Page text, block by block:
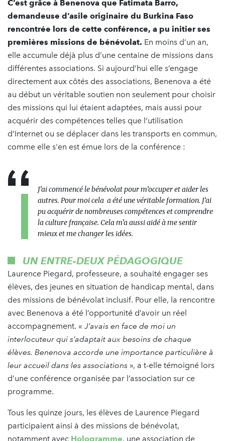
C’est grâce à Benenova que Fatimata Barro,
demandeuse d’asile originaire du Burkina Faso
rencontrée lors de cette conférence, a pu initier ses
premières missions de bénévolat. En moins d’un an,
elle accumule déjà plus d’une centaine de missions dans
différentes associations. Si aujourd’hui elle s’engage
directement aux côtés des associations, Benenova a été
au début un véritable soutien non seulement pour choisir
des missions qui lui étaient adaptées, mais aussi pour
acquérir des compétences telles que l’utilisation
d’Internet ou se déplacer dans les transports en commun,
comme elle s'en est émue lors de la conférence :
J’ai commencé le bénévolat pour m’occuper et aider les
autres. Pour moi cela a été une véritable formation. J’ai
pu acquérir de nombreuses compétences et comprendre
la culture française. Cela m’a aussi aidé à me sentir
mieux et me changer les idées.
UN ENTRE-DEUX PÉDAGOGIQUE
Laurence Piegard, professeure, a souhaité engager ses
élèves, des jeunes en situation de handicap mental, dans
des missions de bénévolat inclusif. Pour elle, la rencontre
avec Benenova a été l’opportunité d’avoir un réel
accompagnement. « J’avais en face de moi un
interlocuteur qui s’adaptait aux besoins de chaque
élèves. Benenova accorde une importance particulière à
leur accueil dans les associations », a t-elle témoigné lors
d’une conférence organisée par l’association sur ce
programme.
Tous les quinze jours, les élèves de Laurence Piegard
participaient ainsi à des missions de bénévolat,
notamment avec Hologramme, une association de